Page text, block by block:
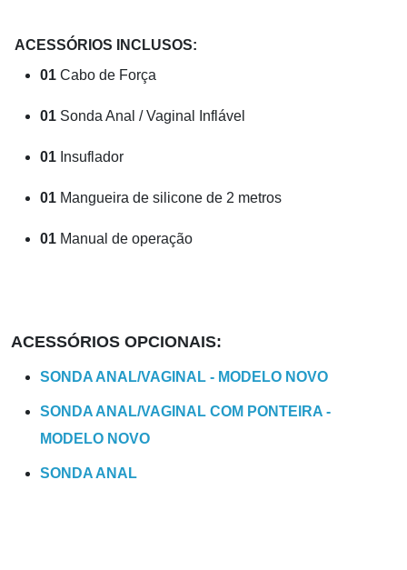
ACESSÓRIOS INCLUSOS:
01 Cabo de Força
01 Sonda Anal / Vaginal Inflável
01 Insuflador
01 Mangueira de silicone de 2 metros
01 Manual de operação
ACESSÓRIOS OPCIONAIS:
SONDA ANAL/VAGINAL - MODELO NOVO
SONDA ANAL/VAGINAL COM PONTEIRA -
MODELO NOVO
SONDA ANAL